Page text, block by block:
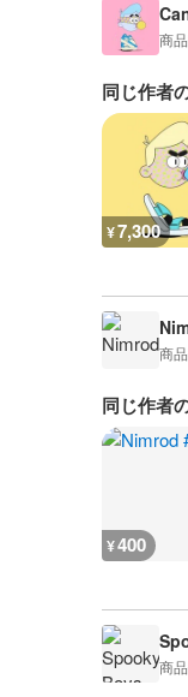
商
同じ作者
¥7,300
商
同じ作者
¥400
商